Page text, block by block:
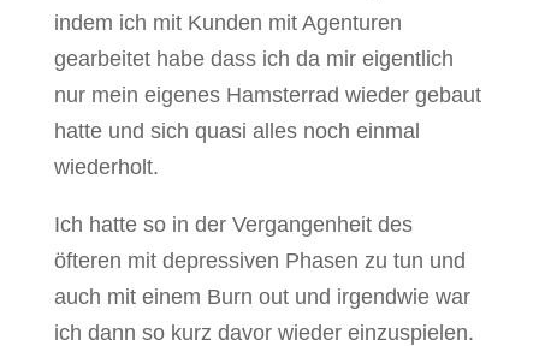
indem ich mit Kunden mit Agenturen
gearbeitet habe dass ich da mir eigentlich
nur mein eigenes Hamsterrad wieder gebaut
hatte und sich quasi alles noch einmal
wiederholt.
Ich hatte so in der Vergangenheit des
öfteren mit depressiven Phasen zu tun und
auch mit einem Burn out und irgendwie war
ich dann so kurz davor wieder einzuspielen.